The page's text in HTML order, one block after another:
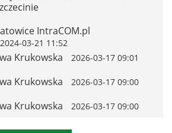
IntraCOM.pl
2024-03-21 11:52
Krukowska 2026-03-17 09:01
Krukowska 2026-03-17 09:00
Krukowska 2026-03-17 09:00